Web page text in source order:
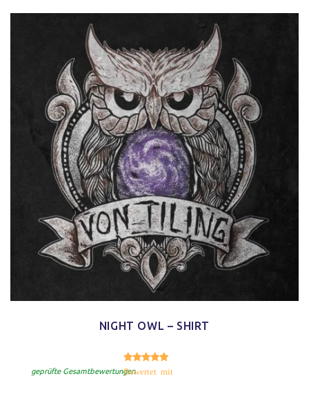
NIGHT OWL – SHIRT
Bewertet mit
geprüfte Gesamtbewertungen